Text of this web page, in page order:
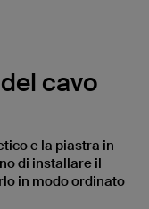
cavo
e la piastra in
di installare il
in modo ordinato